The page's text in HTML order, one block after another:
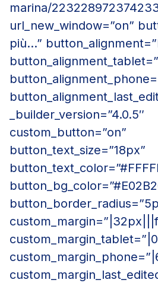
marina/
url_new_window=”on”
più…”
_builder_version=”4.0.5″
custom_button=”on”
button_text_size=”18px”